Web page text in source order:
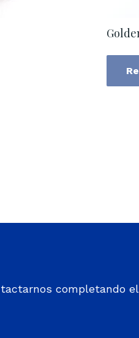
completando el